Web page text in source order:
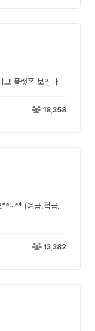
교 플랫폼 보인다
18,358
*^~^* (예금.적금.
13,382